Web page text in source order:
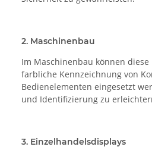
2. Maschinenbau
Im Maschinenbau können
farbliche Kennzeichnung von
Bedienelementen eingesetzt
und Identifizierung zu
3. Einzelhandelsdisplays